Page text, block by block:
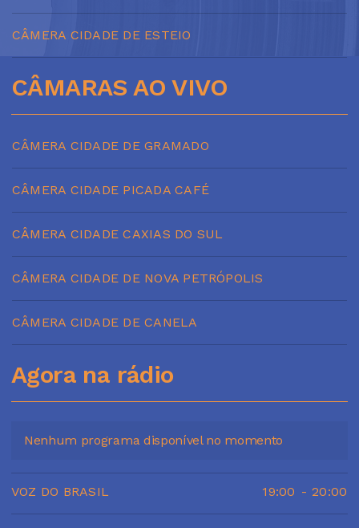
CÂMERA CIDADE DE ESTEIO
CÂMARAS AO VIVO
CÂMERA CIDADE DE GRAMADO
CÂMERA CIDADE PICADA CAFÉ
CÂMERA CIDADE CAXIAS DO SUL
CÂMERA CIDADE DE NOVA PETRÓPOLIS
CÂMERA CIDADE DE CANELA
Agora na rádio
Nenhum programa disponível no momento
VOZ DO BRASIL 19:00 - 20:00